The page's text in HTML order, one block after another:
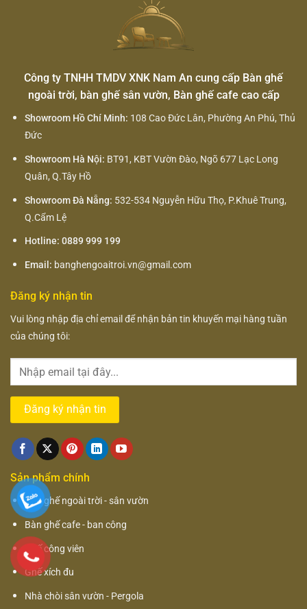
Công ty TNHH TMDV XNK Nam An cung cấp Bàn ghế
ngoài trời, bàn ghế sân vườn, Bàn ghế cafe cao cấp
Showroom Hồ Chí Minh: 108 Cao Đức Lân, Phường An Phú, Thủ
Đức
Showroom Hà Nội: BT91, KBT Vườn Đào, Ngõ 677 Lạc Long
Quân, Q.Tây Hồ
Showroom Đà Nẵng: 532-534 Nguyễn Hữu Thọ, P.Khuê Trung,
Q.Cẩm Lệ
Hotline: 0889 999 199
Email: banghengoaitroi.vn@gmail.com
Đăng ký nhận tin
Vui lòng nhập địa chỉ email để nhận bản tin khuyến mại hàng tuần
của chúng tôi:
Sản phẩm chính
Bàn ghế ngoài trời - sân vườn
Bàn ghế cafe - ban công
Ghế công viên
Ghế xích đu
Nhà chòi sân vườn - Pergola